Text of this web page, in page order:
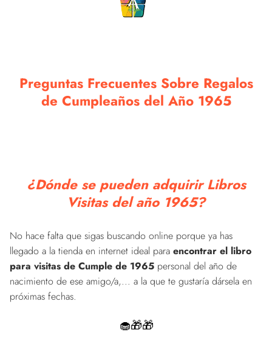
Preguntas Frecuentes Sobre Regalos
de Cumpleaños del Año 1965
¿Dónde se pueden adquirir Libros
Visitas del año 1965?
No hace falta que sigas buscando online porque ya has
llegado a la tienda en internet ideal para encontrar el libro
para visitas de Cumple de 1965 personal del año de
nacimiento de ese amigo/a,... a la que te gustaría dársela en
próximas fechas.
🧁🎁🎁